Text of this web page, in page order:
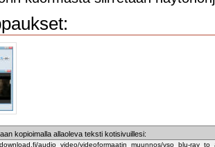
kopioimalla allaoleva teksti kotisivuillesi: